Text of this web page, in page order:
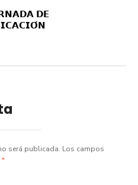
𝗗𝗘
será publicada. Los campos
*